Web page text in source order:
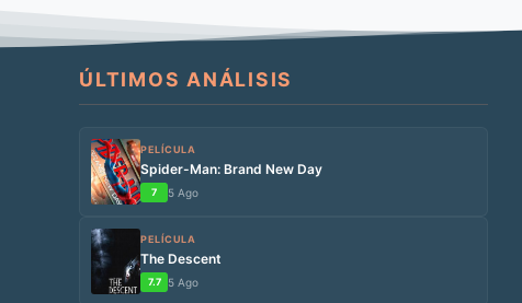
ÚLTIMOS ANÁLISIS
PELÍCULA
Spider-Man: Brand New Day
7 5 Ago
PELÍCULA
The Descent
7.7 5 Ago